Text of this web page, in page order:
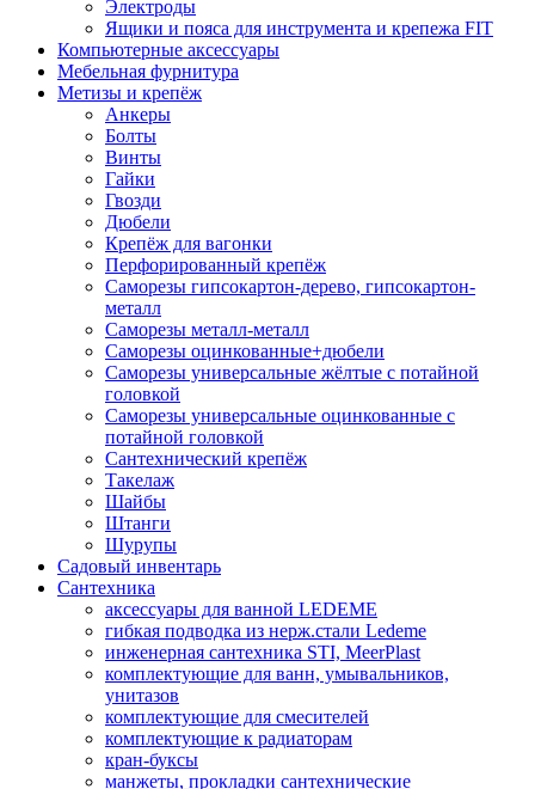
Электроды
Ящики и пояса для инструмента и крепежа FIT
Компьютерные аксессуары
Мебельная фурнитура
Метизы и крепёж
Анкеры
Болты
Винты
Гайки
Гвозди
Дюбели
Крепёж для вагонки
Перфорированный крепёж
Саморезы гипсокартон-дерево, гипсокартон-
металл
Саморезы металл-металл
Саморезы оцинкованные+дюбели
Саморезы универсальные жёлтые с потайной
головкой
Саморезы универсальные оцинкованные с
потайной головкой
Сантехнический крепёж
Такелаж
Шайбы
Штанги
Шурупы
Садовый инвентарь
Сантехника
аксессуары для ванной LEDEME
гибкая подводка из нерж.стали Ledeme
инженерная сантехника STI, MeerPlast
комплектующие для ванн, умывальников,
унитазов
комплектующие для смесителей
комплектующие к радиаторам
кран-буксы
манжеты, прокладки сантехнические